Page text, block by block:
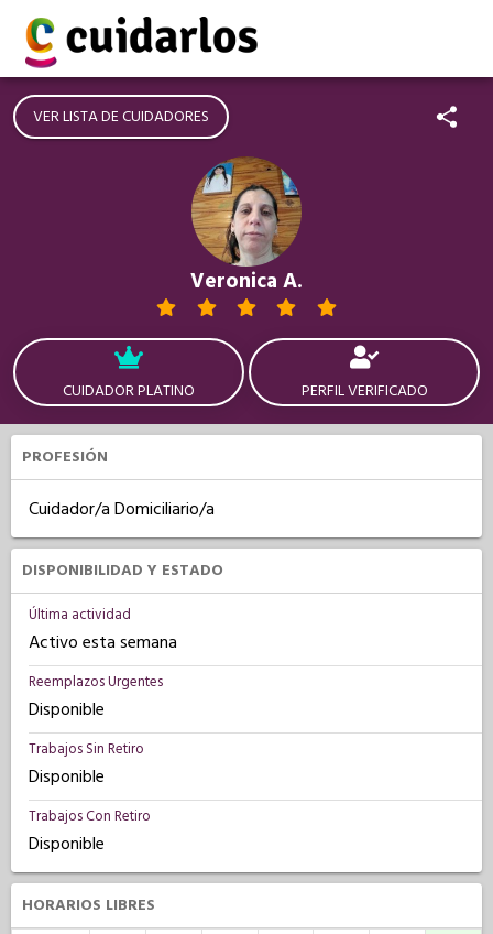
VER LISTA DE CUIDADORES
Veronica A.
CUIDADOR PLATINO PERFIL VERIFICADO
PROFESIÓN
Cuidador/a Domiciliario/a
DISPONIBILIDAD Y ESTADO
Última actividad
Activo esta semana
Reemplazos Urgentes
Disponible
Trabajos Sin Retiro
Disponible
Trabajos Con Retiro
Disponible
HORARIOS LIBRES